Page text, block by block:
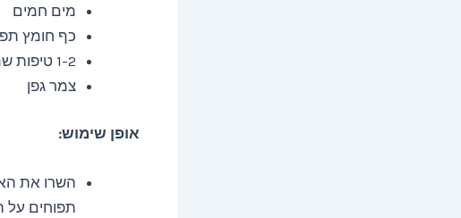
מים חמים
כף חומץ
1-2 טיפות שמן עץ התה
צמר גפן
אופן שימוש:
השרו את
תפוחים על